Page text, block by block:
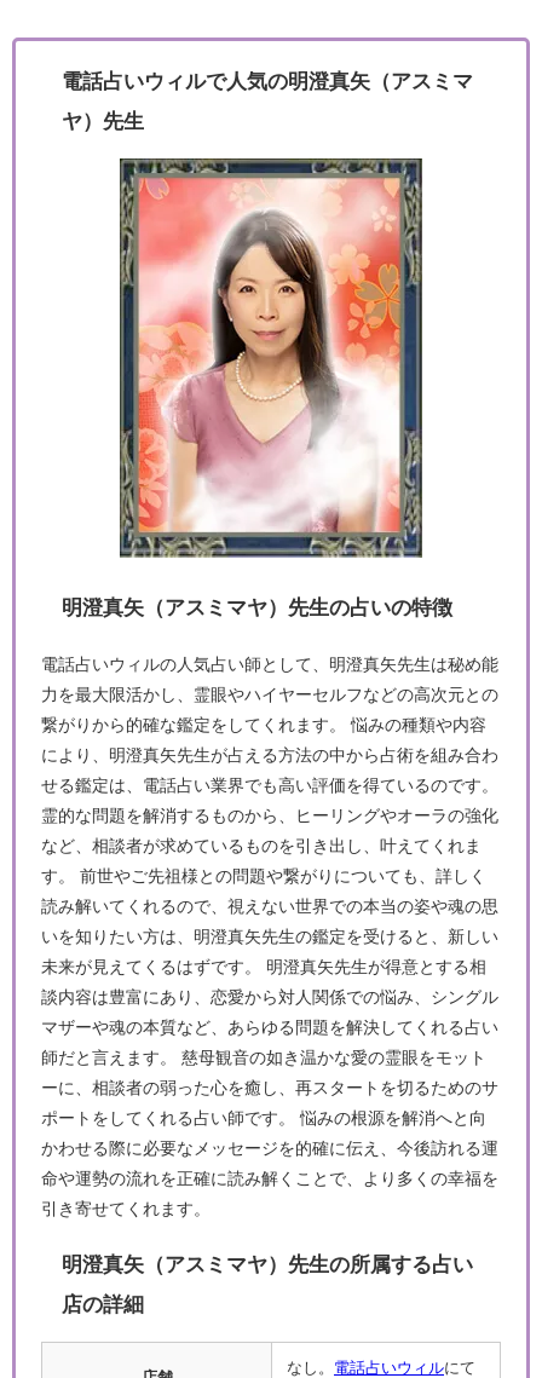
電話占いウィルで人気の明澄真矢（アスミマ
ヤ）先生
明澄真矢（アスミマヤ）先生の占いの特徴
電話占いウィルの人気占い師として、明澄真矢先生は秘め能
力を最大限活かし、霊眼やハイヤーセルフなどの高次元との
繋がりから的確な鑑定をしてくれます。 悩みの種類や内容
により、明澄真矢先生が占える方法の中から占術を組み合わ
せる鑑定は、電話占い業界でも高い評価を得ているのです。
霊的な問題を解消するものから、ヒーリングやオーラの強化
など、相談者が求めているものを引き出し、叶えてくれま
す。 前世やご先祖様との問題や繋がりについても、詳しく
読み解いてくれるので、視えない世界での本当の姿や魂の思
いを知りたい方は、明澄真矢先生の鑑定を受けると、新しい
未来が見えてくるはずです。 明澄真矢先生が得意とする相
談内容は豊富にあり、恋愛から対人関係での悩み、シングル
マザーや魂の本質など、あらゆる問題を解決してくれる占い
師だと言えます。 慈母観音の如き温かな愛の霊眼をモット
ーに、相談者の弱った心を癒し、再スタートを切るためのサ
ポートをしてくれる占い師です。 悩みの根源を解消へと向
かわせる際に必要なメッセージを的確に伝え、今後訪れる運
命や運勢の流れを正確に読み解くことで、より多くの幸福を
引き寄せてくれます。
明澄真矢（アスミマヤ）先生の所属する占い
店の詳細
なし。 電話占いウィルにて